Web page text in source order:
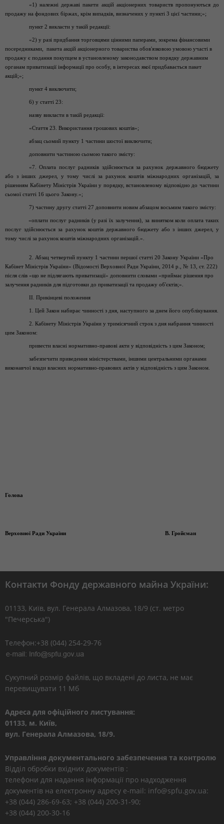
«1) належні державі пакети акцій акціонерних товариств пропонуються до
продажу на фондових біржах, крім випадків, визначених у пункті 3 цієї частини;»;
пункт 2 викласти у такій редакції:
«2) у разі придбання торговцями цінними паперами, зокрема фінансовими
посередниками, пакета акцій акціонерного товариства обов'язковою умовою участі в
продажу є подання покупцем в установленому законодавством порядку державним
органам приватизації інформації про особу, в інтересах якої придбавається пакет
акцій;»;
пункт 4 виключити;
6) у статті 23:
назву викласти в такій редакції:
«Стаття 23. Використання грошових коштів»;
абзац сьомий пункту 1 частини шостої виключити;
доповнити частиною сьомою такого змісту:
«7. Оплата послуг радників здійснюється за рахунок державного бюджету
або з інших джерел, у тому числі за рахунок коштів міжнародних організацій, за
рішенням Кабінету Міністрів України у порядку, встановленому відповідно до частини
сьомої статті 16 цього Закону.»;
7) частину другу статті 27 доповнити новим абзацом восьмим такого змісту:
«оплати послуг радників (у разі їх залучення), за винятком коли оплата таких
послуг здійснюється за рахунок коштів державного бюджету або з інших джерел, у
тому числі за рахунок коштів міжнародних організацій.».
2. Абзац четвертий пункту 1 частини першої статті 20 Закону України «Про
Кабінет Міністрів України» (Відомості Верховної Ради України, 2014 р., № 13, ст. 222)
після слів «що не підлягають приватизації» доповнити словами «приймає рішення про
залучення радників для підготовки до приватизації та продажу об'єктів;».
II. Прикінцеві положення
1. Цей Закон набирає чинності з дня, наступного за днем його опублікування.
2. Кабінету Міністрів України у тримісячний строк з дня набрання чинності
цим Законом:
привести власні нормативно-правові акти у відповідність з цим Законом;
забезпечити приведення міністерствами, іншими центральними органами
виконавчої влади власних нормативно-правових актів у відповідність з цим Законом.
Голова
Верховної Ради України В. Гройсман
Контакти Фонду державного майна України:
01133, Kиїв, вул. Генерала Алмазова, 18/9 (ст. метро
"Печерська")
Телефон:+38 (044) 254-29-76
Сукупний розмір файлів, що вкладені до листа, не має
перевищувати 11 Мб
Адреса для офіційного листування:
01133, м. Київ,
вул. Генерала Алмазова, 18/9.
Управління документального забезпечення та контролю
Відділ обробки вхідних документів :
телефони для надання інформації про надходження
документів на електронну адресу e-mail: info@spfu.gov.ua:
+38 (044) 286-69-63; +38 (044) 200-31-90;
+38 (044) 200-30-16